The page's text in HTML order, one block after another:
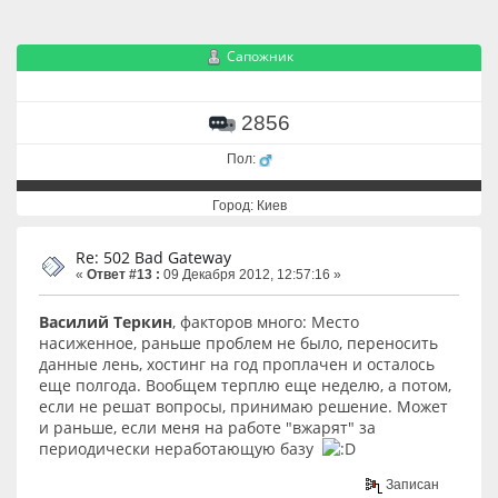
Сапожник
2856
Пол:
Город: Киев
Re: 502 Bad Gateway
« Ответ #13 : 09 Декабря 2012, 12:57:16 »
Василий Теркин, факторов много: Место
насиженное, раньше проблем не было, переносить
данные лень, хостинг на год проплачен и осталось
еще полгода. Вообщем терплю еще неделю, а потом,
если не решат вопросы, принимаю решение. Может
и раньше, если меня на работе "вжарят" за
периодически неработающую базу
Записан